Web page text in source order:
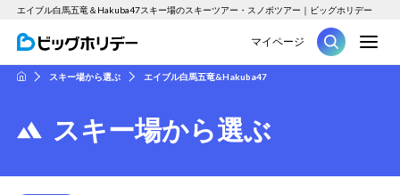
エイブル白馬五竜＆Hakuba47スキー場のスキーツアー・スノボツアー｜ビッグホリデー
ツアー
マイページ
HOMEスキー場から選ぶ エイブル白馬五竜&Hakuba47
スキー場から選ぶ